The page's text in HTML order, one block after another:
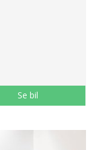
Se bil